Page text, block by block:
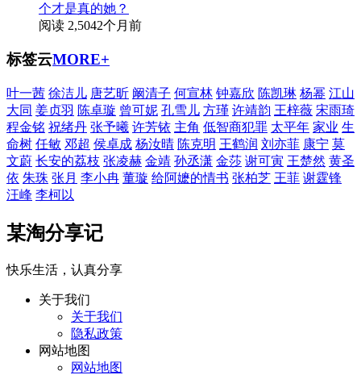
个才是真的她？
阅读 2,5042个月前
标签云MORE+
叶一茜 徐洁儿 唐艺昕 阚清子 何宣林 钟嘉欣 陈凯琳 杨幂 江山
大同 姜贞羽 陈卓璇 曾可妮 孔雪儿 方瑾 许靖韵 王梓薇 宋雨琦
程金铭 祝绪丹 张予曦 许芳铱 主角 低智商犯罪 太平年 家业 生
命树 任敏 邓超 侯卓成 杨汝晴 陈克明 王鹤润 刘亦菲 康宁 莫
文蔚 长安的荔枝 张凌赫 金靖 孙丞潇 金莎 谢可寅 王楚然 黄圣
依 朱珠 张月 李小冉 董璇 给阿嬷的情书 张柏芝 王菲 谢霆锋
汪峰 李柯以
某淘分享记
快乐生活，认真分享
关于我们
关于我们
隐私政策
网站地图
网站地图